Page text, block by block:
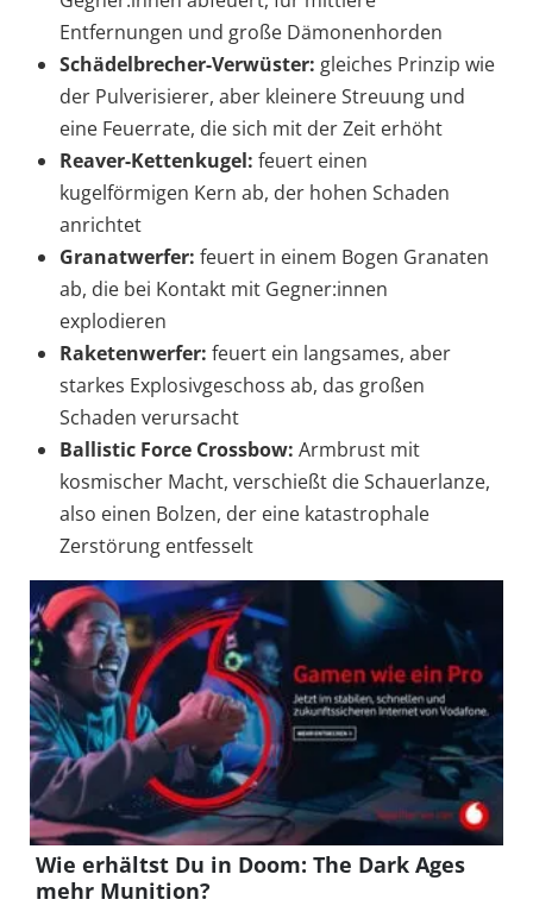
Entfernungen und große Dämonenhorden
Schädelbrecher-Verwüster: gleiches Prinzip wie
der Pulverisierer, aber kleinere Streuung und
eine Feuerrate, die sich mit der Zeit erhöht
Reaver-Kettenkugel: feuert einen
kugelförmigen Kern ab, der hohen Schaden
anrichtet
Granatwerfer: feuert in einem Bogen Granaten
ab, die bei Kontakt mit Gegner:innen
explodieren
Raketenwerfer: feuert ein langsames, aber
starkes Explosivgeschoss ab, das großen
Schaden verursacht
Ballistic Force Crossbow: Armbrust mit
kosmischer Macht, verschießt die Schauerlanze,
also einen Bolzen, der eine katastrophale
Zerstörung entfesselt
Wie erhältst Du in Doom: The Dark Ages
mehr Munition?